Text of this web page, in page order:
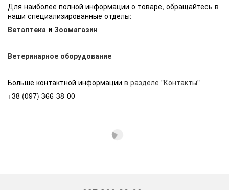
Для наиболее полной информации о товаре, обращайтесь в
наши специализированные отделы:
Ветаптека и Зоомагазин
Ветеринарное оборудование
Больше контактной информации в разделе "Контакты"
+38 (097) 366-38-00